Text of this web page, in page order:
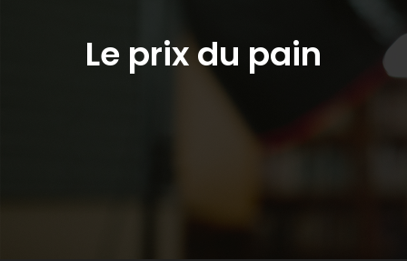
Le prix du pain